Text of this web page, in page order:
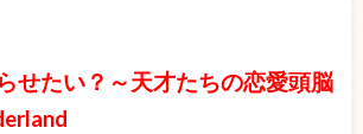
せたい？～天才たちの恋愛頭脳